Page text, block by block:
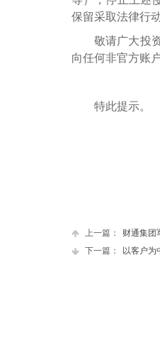
保留采取法律行
敬请广大投
向任何非官方账
特此提示。
上一篇：
财通集团
下一篇：
以客户为